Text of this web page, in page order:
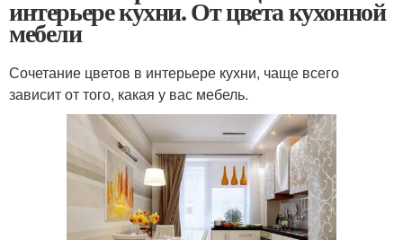
интерьере кухни. От цвета кухонной
мебели
Сочетание цветов в интерьере кухни, чаще всего
зависит от того, какая у вас мебель.